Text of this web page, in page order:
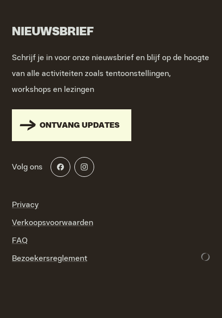
NIEUWSBRIEF
Schrijf je in voor onze nieuwsbrief en blijf op de hoogte
van alle activiteiten zoals tentoonstellingen,
workshops en lezingen
ONTVANG UPDATES
Volg ons
Privacy
Verkoopsvoorwaarden
FAQ
Bezoekersreglement